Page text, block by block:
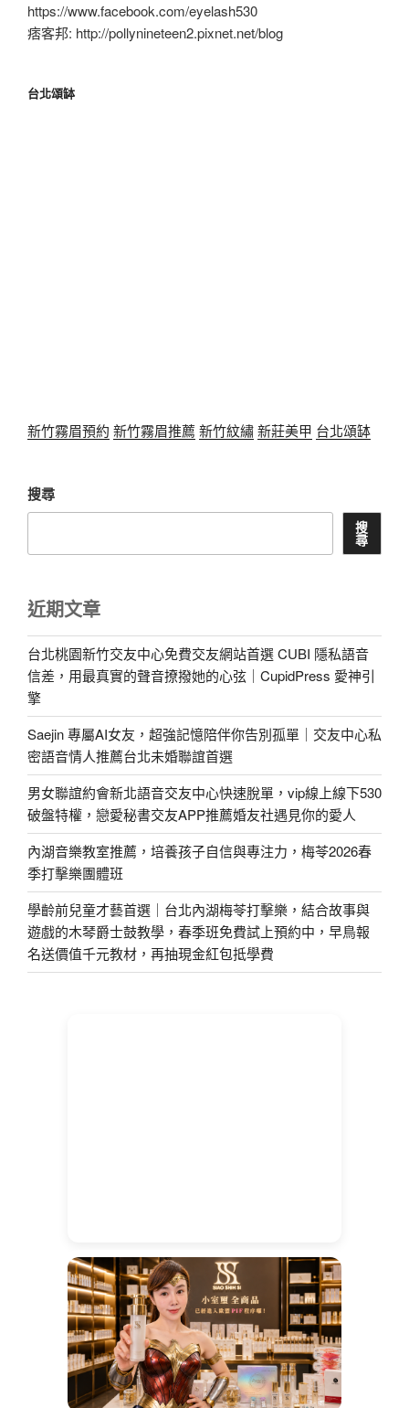
https://www.facebook.com/eyelash530
痞客邦: http://pollynineteen2.pixnet.net/blog
台北頌缽
新竹霧眉預約 新竹霧眉推薦 新竹紋繡新莊美甲 台北頌缽
搜尋
搜
尋
近期文章
台北桃園新竹交友中心免費交友網站首選 CUBI 隱私語音
信差，用最真實的聲音撩撥她的心弦｜CupidPress 愛神引
擎
Saejin 專屬AI女友，超強記憶陪伴你告別孤單｜交友中心私
密語音情人推薦台北未婚聯誼首選
男女聯誼約會新北語音交友中心快速脫單，vip線上線下530
破盤特權，戀愛秘書交友APP推薦婚友社遇見你的愛人
內湖音樂教室推薦，培養孩子自信與專注力，梅苓2026春
季打擊樂團體班
學齡前兒童才藝首選｜台北內湖梅苓打擊樂，結合故事與
遊戲的木琴爵士鼓教學，春季班免費試上預約中，早鳥報
名送價值千元教材，再抽現金紅包抵學費